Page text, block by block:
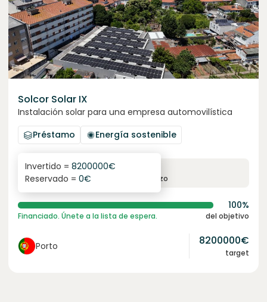
Solcor Solar IX
Instalación solar para una empresa automovilística
Préstamo
Energía sostenible
6.1%
interés anual plazo
Invertido = 8200000€
Reservado = 0€
100%
Financiado. Únete a la lista de espera. del objetivo
Porto 8200000€
target